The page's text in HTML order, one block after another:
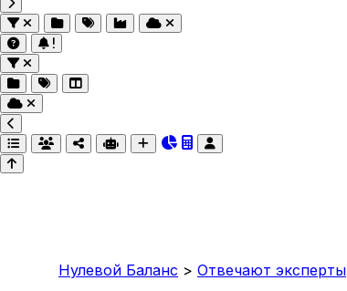
Нулевой Баланс > Отвечают эксперты